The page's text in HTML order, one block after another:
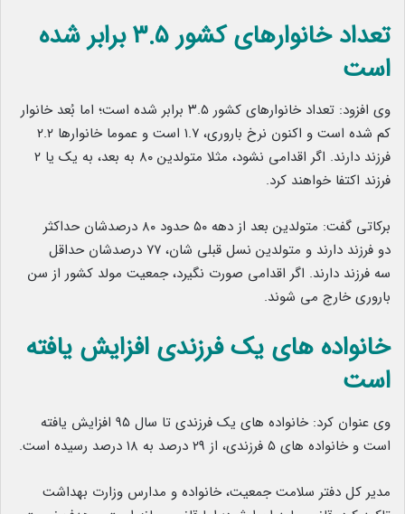
تعداد خانوارهای کشور ۳.۵ برابر شده
است
وی افزود: تعداد خانوارهای کشور ۳.۵ برابر شده است؛ اما بُعد خانوار
کم شده است و اکنون نرخ باروری، ١.٧ است و عموما خانوارها ۲.۲
فرزند دارند. اگر اقدامی نشود، مثلا متولدین ٨٠ به بعد، به یک یا ٢
فرزند اکتفا خواهند کرد.
برکاتی گفت: متولدین بعد از دهه ۵٠ حدود ۸۰ درصدشان حداکثر
دو فرزند دارند و متولدین نسل قبلی شان، ۷۷ درصدشان حداقل
سه فرزند دارند. اگر اقدامی صورت نگیرد، جمعیت مولد کشور از سن
باروری خارج می شوند.
خانواده ‌های یک فرزندی افزایش یافته
است
وی عنوان کرد: خانواده ‌های یک فرزندی تا سال ۹۵ افزایش یافته
است و خانواده‌ های ۵ فرزندی، از ۲۹ درصد به ۱۸ درصد رسیده است.
مدیر کل دفتر سلامت جمعیت، خانواده و مدارس وزارت بهداشت